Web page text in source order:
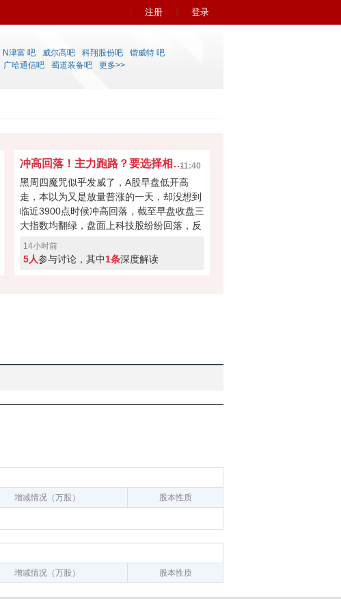
注册 登录
N津富 吧 威尔高吧 科翔股份吧
锴威特 吧
广哈通信吧 蜀道装备吧 更多>>
冲高回落！主力跑路？要选择相信A股吗？11:40
黑周四魔咒似乎发威了，A股早盘低开高
走，本以为又是放量普涨的一天，却没想到
临近3900点时候冲高回落，截至早盘收盘三
大指数均翻绿，盘面上科技股纷纷回落，反
而煤炭、医药商业和种植业板块拉升。其实
今天大盘走弱也属意料之中，连涨两日后获
14小时前
5人参与讨论，其中1条深度解读
增减情况（万股） 股本性质
增减情况（万股） 股本性质